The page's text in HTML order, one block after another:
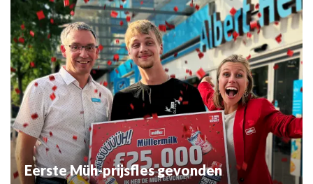
Eerste Müh-prijsfles gevonden